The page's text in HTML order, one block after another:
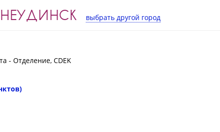
выбрать другой город
- Отделение, CDEK